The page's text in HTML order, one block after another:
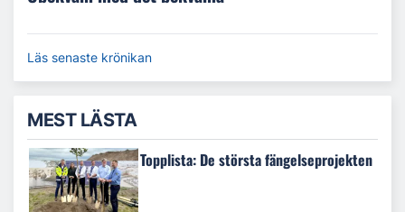
Läs senaste krönikan
MEST LÄSTA
Topplista: De största fängelseprojekten